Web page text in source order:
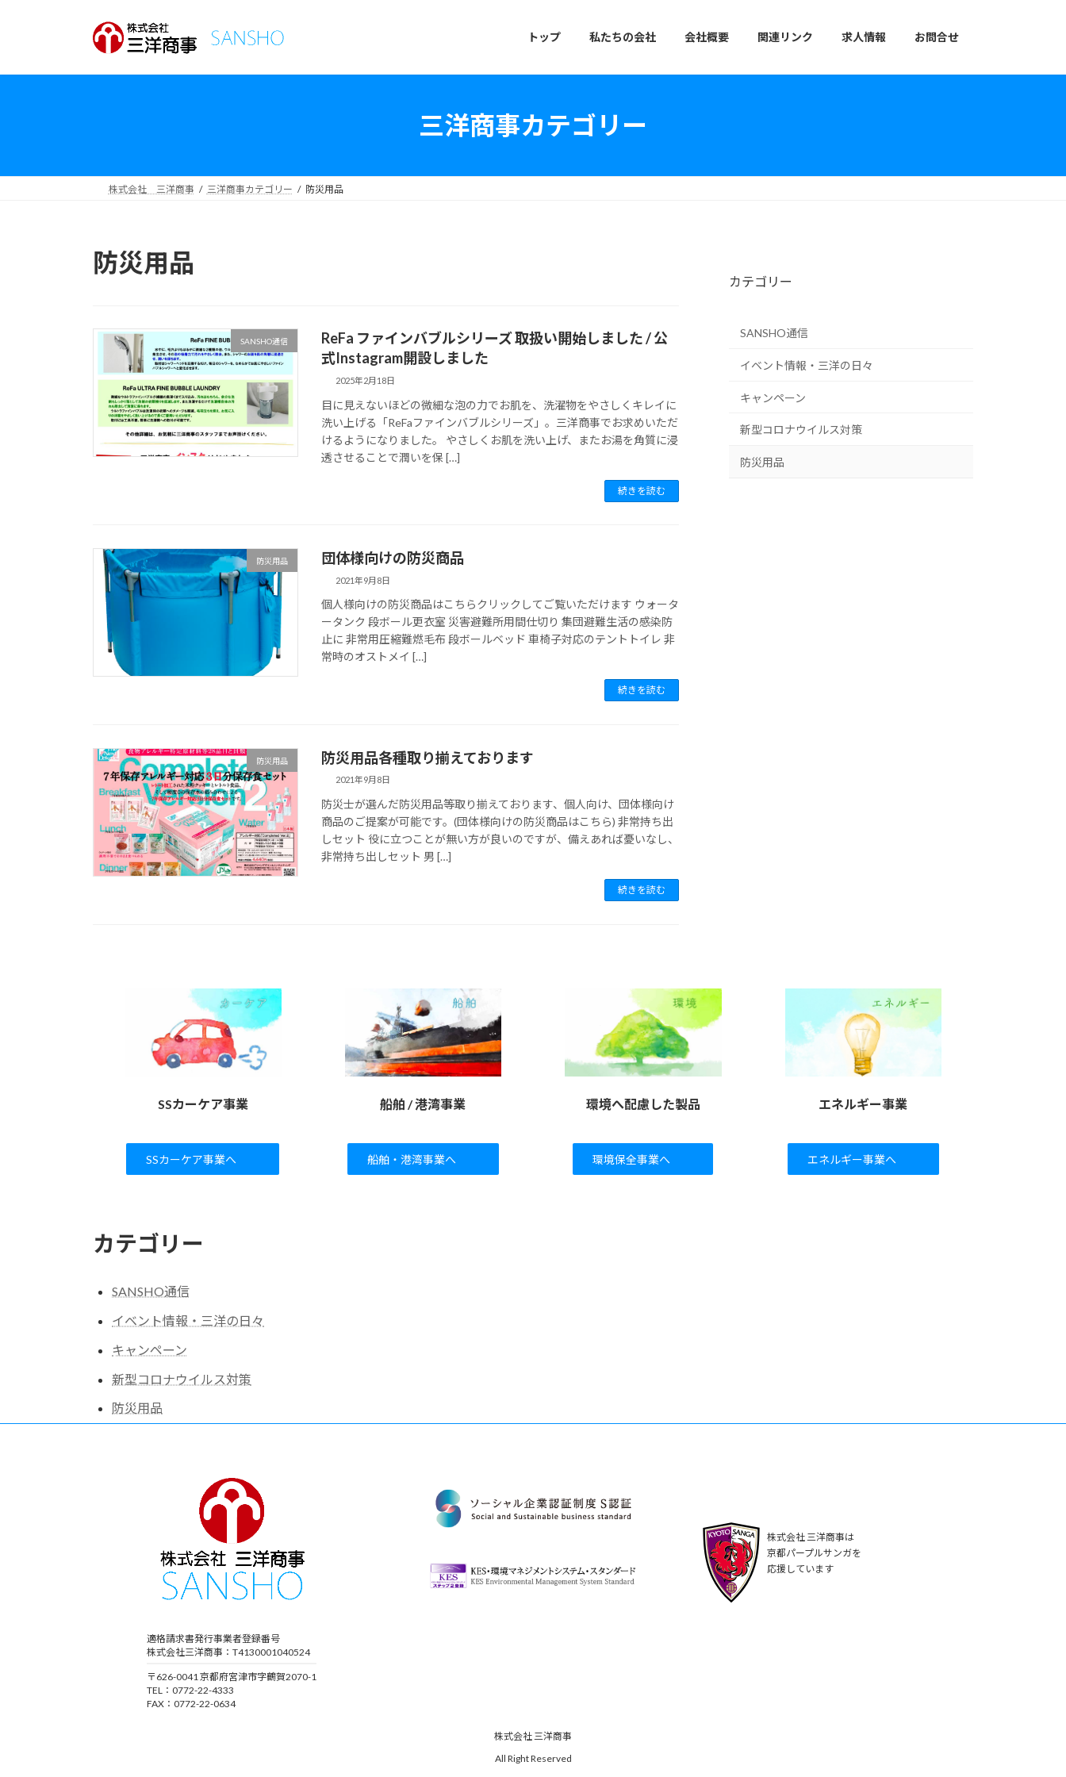
プ
動
トップ 私たちの会社 会社概要 関連リンク 求人情報 お問合せ
三洋商事カテゴリー
株式会社 三洋商事 三洋商事カテゴリー 防災用品
防災用品
SANSHO通信
ReFa ファインバブルシリーズ 取扱い開始しました / 公
式Instagram開設しました
2025年2月18日
目に見えないほどの微細な泡の力でお肌を、洗濯物をやさしくキレイに
洗い上げる「ReFaファインバブルシリーズ」。三洋商事でお求めいただ
けるようになりました。 やさしくお肌を洗い上げ、またお湯を角質に浸
透させることで潤いを保 […]
続きを読む
防災用品 団体様向けの防災商品
2021年9月8日
個人様向けの防災商品はこちらクリックしてご覧いただけます ウォータ
ータンク 段ボール更衣室 災害避難所用間仕切り 集団避難生活の感染防
止に 非常用圧縮難燃毛布 段ボールベッド 車椅子対応のテントトイレ 非
常時のオストメイ […]
続きを読む
防災用品 防災用品各種取り揃えております
2021年9月8日
防災士が選んだ防災用品等取り揃えております、個人向け、団体様向け
商品のご提案が可能です。(団体様向けの防災商品はこちら) 非常持ち出
しセット 役に立つことが無い方が良いのですが、備えあれば憂いなし、
非常持ち出しセット 男 […]
続きを読む
カテゴリー
SANSHO通信
イベント情報・三洋の日々
キャンペーン
新型コロナウイルス対策
防災用品
SSカーケア事業
SSカーケア事業へ
船舶 / 港湾事業
船舶・港湾事業へ
環境へ配慮した製品
環境保全事業へ
エネルギー事業
エネルギー事業へ
カテゴリー
SANSHO通信
イベント情報・三洋の日々
キャンペーン
新型コロナウイルス対策
防災用品
適格請求書発行事業者登録番号
株式会社三洋商事：T4130001040524
〒626-0041 京都府宮津市字鶴賀2070-1
TEL：0772-22-4333
FAX：0772-22-0634
株式会社 三洋商事は
京都パープルサンガを
応援しています
株式会社 三洋商事
All Right Reserved